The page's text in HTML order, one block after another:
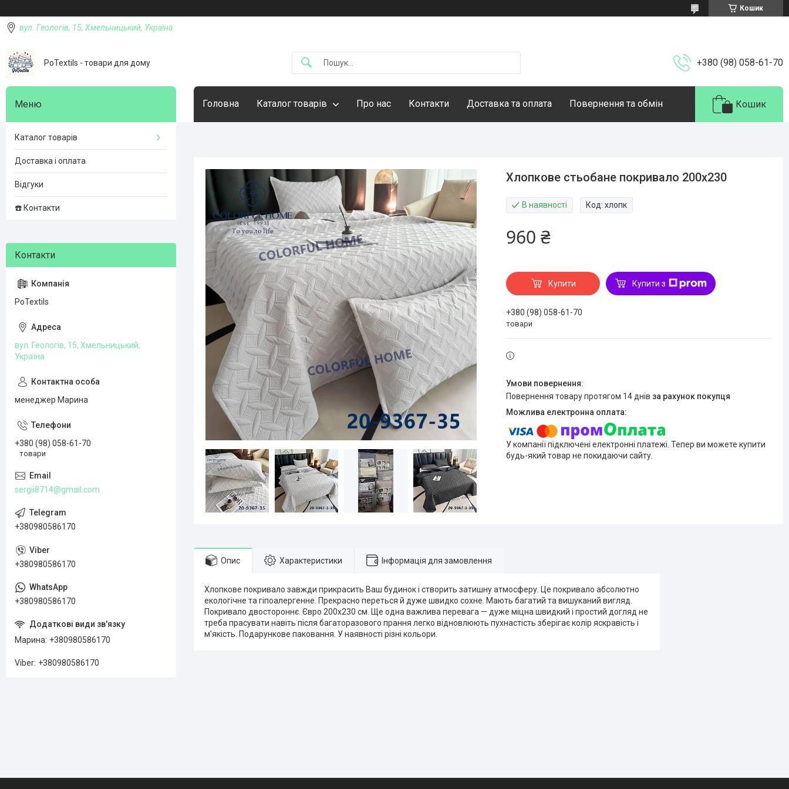
Кошик
вул. Геологів, 15, Хмельницький, Україна
PoTextils - товари для дому +380 (98) 058-61-70
Головна Каталог товарів Про нас Контакти Доставка та оплата Повернення та обмін Кошик
Хлопкове стьобане покривало 200х230
В наявності Код:хлопк
960 ₴
Купити Купити з
+380 (98) 058-61-70
товари
повернення товару протягом 14 днів за рахунок покупця
У компанії підключені електронні платежі. Тепер ви можете купити
будь-який товар не покидаючи сайту.
Опис Характеристики Інформація для замовлення
Хлопкове покривало завжди прикрасить Ваш будинок і створить затишну атмосферу. Це покривало абсолютно
екологічне та гіпоалергенне. Прекрасно переться й дуже швидко сохне. Мають багатий та вишуканий вигляд.
Покривало двостороннє. Євро 200х230 см. Ще одна важлива перевага — дуже міцна швидкий і простий догляд не
треба прасувати навіть після багаторазового прання легко відновлюють пухнастість зберігає колір яскравість і
м'якість. Подарункове паковання. У наявності різні кольори.
Каталог товарів
Доставка і оплата
Відгуки
☎️ Контакти
PoTextils
вул. Геологів, 15, Хмельницький,
Україна
менеджер Марина
+380 (98) 058-61-70
товари
sergii8714@gmail.com
+380980586170
+380980586170
+380980586170
Марина +380980586170
Viber +380980586170